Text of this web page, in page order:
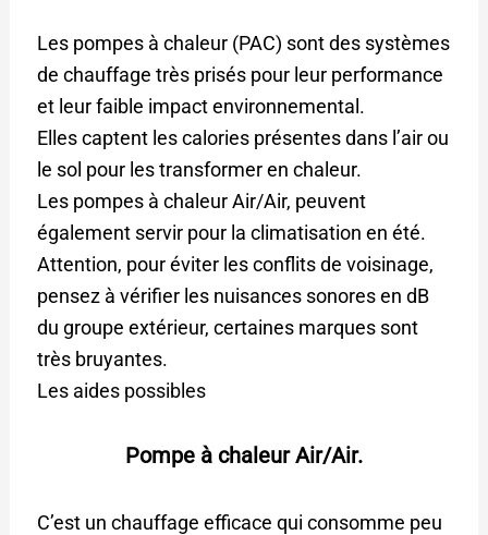
Les pompes à chaleur (PAC) sont des systèmes
de chauffage très prisés pour leur performance
et leur faible impact environnemental.
Elles captent les calories présentes dans l’air ou
le sol pour les transformer en chaleur.
Les pompes à chaleur Air/Air, peuvent
également servir pour la climatisation en été.
Attention, pour éviter les conflits de voisinage,
pensez à vérifier les nuisances sonores en dB
du groupe extérieur, certaines marques sont
très bruyantes.
Les aides possibles
Pompe à chaleur Air/Air.
C’est un chauffage efficace qui consomme peu